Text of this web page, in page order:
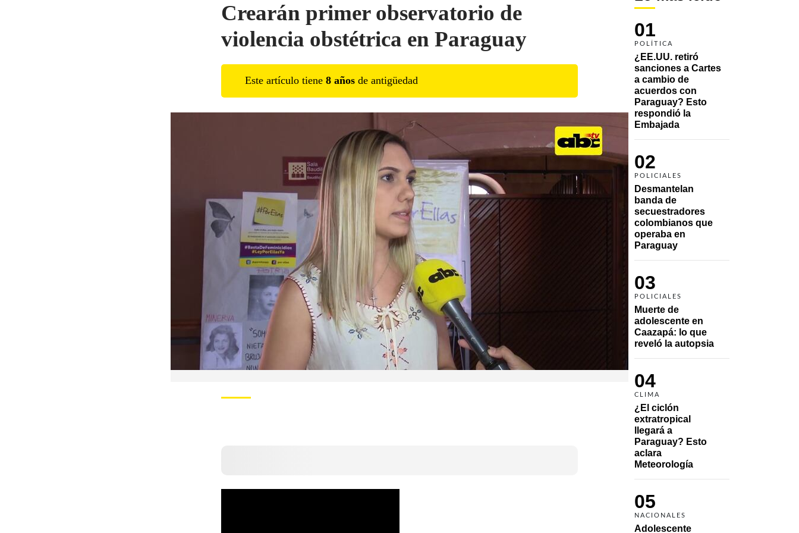
01
POLÍTICA
¿EE.UU. retiró
sanciones a Cartes
a cambio de
acuerdos con
Paraguay? Esto
respondió la
Embajada
02
POLICIALES
Desmantelan
banda de
secuestradores
colombianos que
operaba en
Paraguay
03
POLICIALES
Muerte de
adolescente en
Caazapá: lo que
reveló la autopsia
04
CLIMA
¿El ciclón
extratropical
llegará a
Paraguay? Esto
aclara
Meteorología
05
NACIONALES
Adolescente
Crearán primer observatorio de
violencia obstétrica en Paraguay
Este artículo tiene 8 años de antigüedad